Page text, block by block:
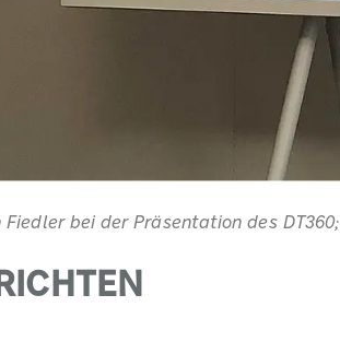
bei der Präsentation des DT360;